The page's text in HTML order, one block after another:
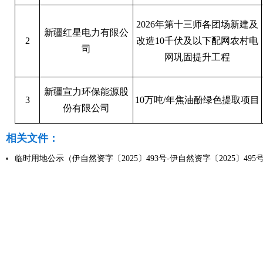
2
新疆红星电力有限公
司
2026年第十三师各团场新建及
改造10千伏及以下配网农村电
网巩固提升工程
3
新疆宣力环保能源股
份有限公司
10万吨/年焦油酚绿色提取项目
相关文件：
临时用地公示（伊自然资字〔2025〕493号-伊自然资字〔2025〕495